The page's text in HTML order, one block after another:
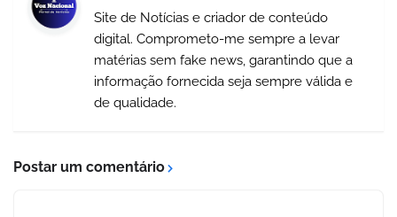
Site de Notícias e criador de conteúdo
digital. Comprometo-me sempre a levar
matérias sem fake news, garantindo que a
informação fornecida seja sempre válida e
de qualidade.
Postar um comentário